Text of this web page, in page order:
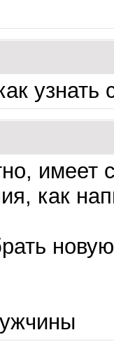
имеет
как
новую